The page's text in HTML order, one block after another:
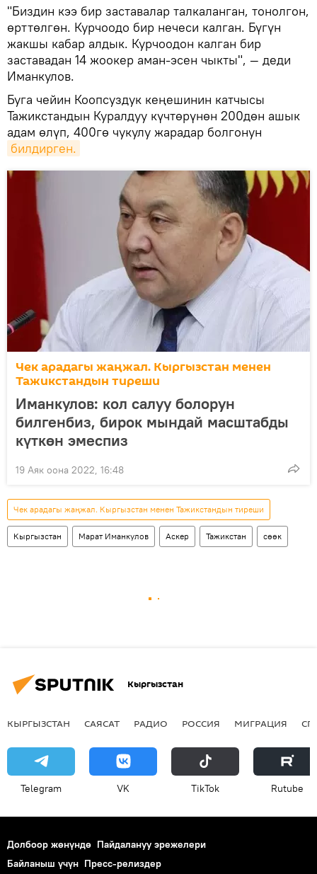
"Биздин кээ бир заставалар талкаланган, тонолгон,
өрттөлгөн. Курчоодо бир нечеси калган. Бүгүн
жакшы кабар алдык. Курчоодон калган бир
заставадан 14 жоокер аман-эсен чыкты", — деди
Иманкулов.
Буга чейин Коопсуздук кеңешинин катчысы
Тажикстандын Куралдуу күчтөрүнөн 200дөн ашык
адам өлүп, 400гө чукулу жарадар болгонун
билдирген.
Чек арадагы жаңжал. Кыргызстан менен
Тажикстандын тиреши
Иманкулов: кол салуу болорун
билгенбиз, бирок мындай масштабды
күткөн эмеспиз
19 Аяк оона 2022, 16:48
Чек арадагы жаңжал. Кыргызстан менен Тажикстандын тиреши
Кыргызстан Марат Иманкулов Аскер Тажикстан сөөк
Кыргызстан
КЫРГЫЗСТАН САЯСАТ РАДИО РОССИЯ МИГРАЦИЯ
Telegram VK ТikТоk Rutube
Долбоор жөнүндө Пайдалануу эрежелери
Байланыш үчүн Пресс-релиздер